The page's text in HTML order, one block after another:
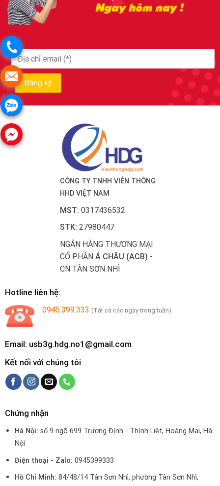
CÔNG TY TNHH VIỄN THÔNG
HHD VIỆT NAM
MST: 0317436532
STK: 27980447
NGÂN HÀNG THƯƠNG MẠI
CỔ PHẦN Á CHÂU (ACB) -
CN TÂN SƠN NHÌ
Hotline liên hệ:
0945.399.333 (Tất cả các ngày trong tuần)
Email: usb3g.hdg.no1@gmail.com
Kết nối với chúng tôi
Chứng nhận
Hà Nội:số 9 ngõ 699 Trương Định - Thịnh Liệt, Hoàng Mai, Hà
Nội
Điện thoại - Zalo: 0945399333
Hồ Chí Minh: 84/48/14 Tân Sơn Nhì, phường Tân Sơn Nhì,